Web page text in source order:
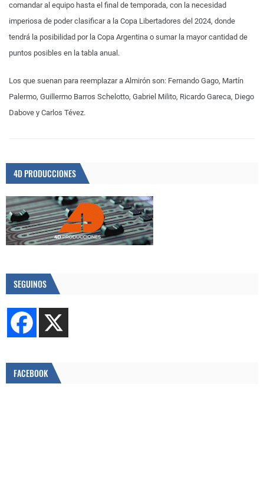
comandar al equipo hasta el final de temporada, con la necesidad
imperiosa de poder clasificar a la Copa Libertadores del 2024, donde
tendrá la posibilidad por la Copa Argentina o sumar la mayor cantidad de
puntos posibles en la tabla anual.
Los que suenan para reemplazar a Almirón son: Fernando Gago, Martín
Palermo, Guillermo Barros Schelotto, Gabriel Milito, Ricardo Gareca, Diego
Dabove y Carlos Tévez.
4D PRODUCCIONES
SEGUINOS
FACEBOOK